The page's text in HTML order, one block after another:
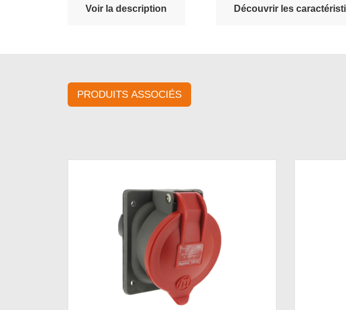
Voir la description Découvrir les
PRODUITS ASSOCIÉS